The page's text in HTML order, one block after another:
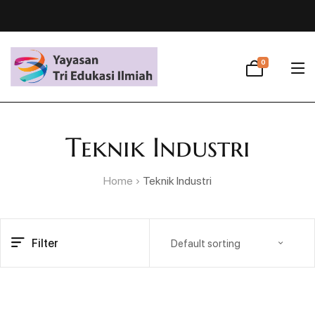
0
Teknik Industri
Home Teknik Industri
Filter Default sorting